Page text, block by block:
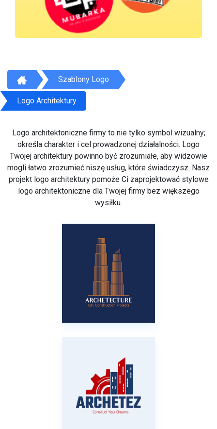
Szablony Logo
Logo Architektury
Logo architektoniczne firmy to nie tylko symbol wizualny;
określa charakter i cel prowadzonej działalności. Logo
Twojej architektury powinno być zrozumiałe, aby widzowie
mogli łatwo zrozumieć niszę usług, które świadczysz. Nasz
projekt logo architektury pomoże Ci zaprojektować stylowe
logo architektoniczne dla Twojej firmy bez większego
wysiłku.